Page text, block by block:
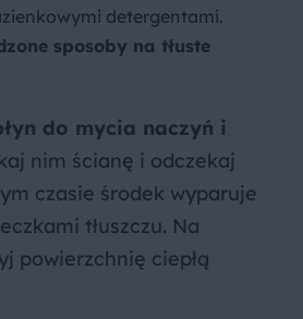
detergentami.
sposoby na tłuste
do mycia naczyń i
nim ścianę i odczekaj
czasie środek wyparuje
tłuszczu. Na
powierzchnię ciepłą